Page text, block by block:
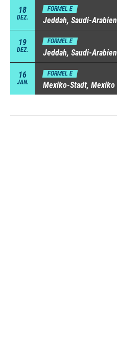
18
DEZ.
FORMEL E
Jeddah, Saudi-Arabien
19
DEZ.
FORMEL E
Jeddah, Saudi-Arabien
16
JAN.
FORMEL E
Mexiko-Stadt, Mexiko